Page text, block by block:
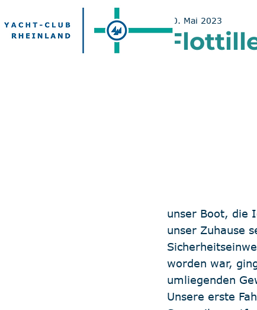
30. Mai 2023
unser Boot, die
unser Zuhause
worden war,
umliegenden
Unsere erste